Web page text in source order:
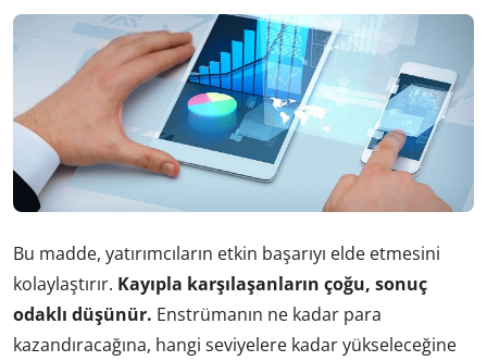
Bu madde, yatırımcıların etkin başarıyı elde etmesini
kolaylaştırır. Kayıpla karşılaşanların çoğu, sonuç
odaklı düşünür. Enstrümanın ne kadar para
kazandıracağına, hangi seviyelere kadar yükseleceğine